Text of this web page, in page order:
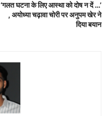
‘गलत घटना के लिए आस्था को दोष न दें …’
, अयोध्या चढ़ावा चोरी पर अनुपम खेर ने
दिया बयान